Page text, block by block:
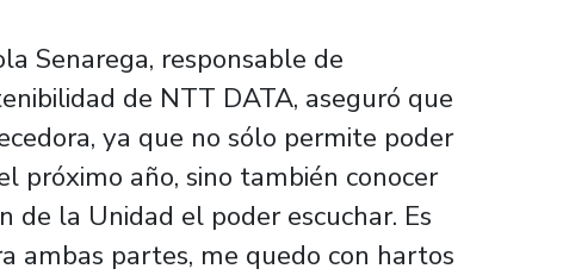
Senarega, responsable de
de NTT DATA, aseguró que
ya que no sólo permite poder
próximo año, sino también conocer
de la Unidad el poder escuchar. Es
ambas partes, me quedo con hartos